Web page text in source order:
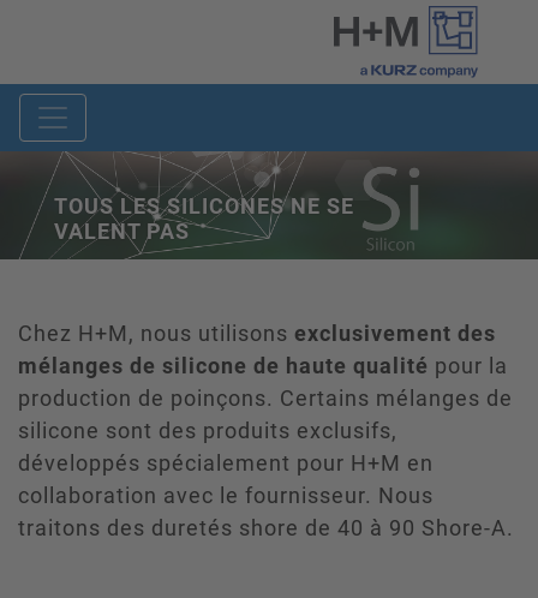
TOUS LES SILICONES NE SE
VALENT PAS
Chez H+M, nous utilisons exclusivement des
mélanges de silicone de haute qualité pour la
production de poinçons. Certains mélanges de
silicone sont des produits exclusifs,
développés spécialement pour H+M en
collaboration avec le fournisseur. Nous
traitons des duretés shore de 40 à 90 Shore-A.